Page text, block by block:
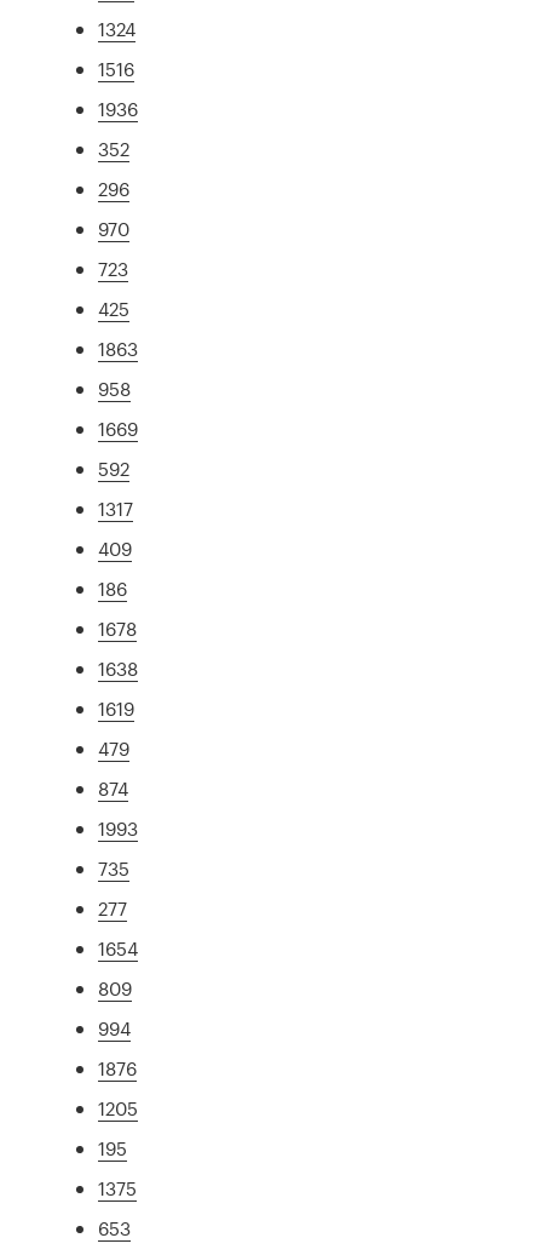
1324
1516
1936
352
296
970
723
425
1863
958
1669
592
1317
409
186
1678
1638
1619
479
874
1993
735
277
1654
809
994
1876
1205
195
1375
653